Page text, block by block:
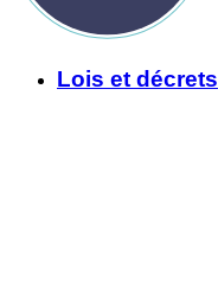
Lois et décrets